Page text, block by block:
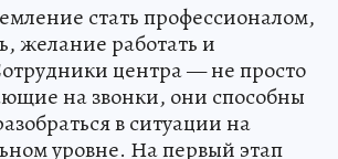
стать профессионалом,
желание работать и
центра — не просто
на звонки, они способны
в ситуации на
уровне. На первый этап